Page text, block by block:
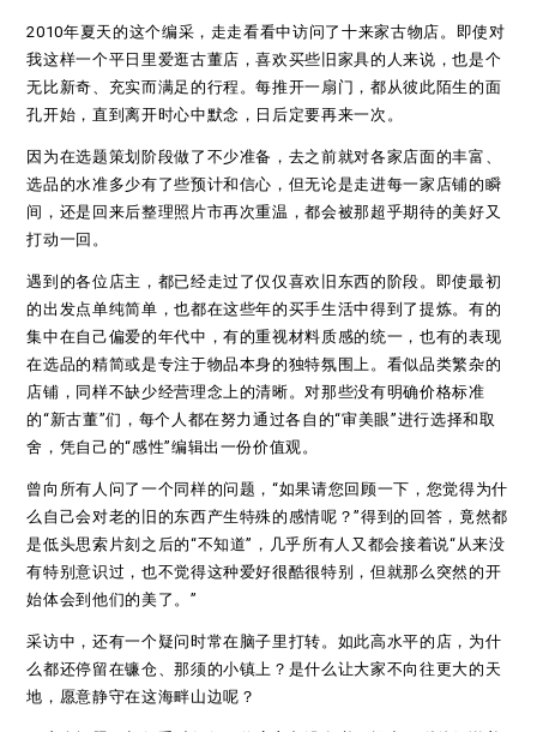
2010年夏天的这个编采，走走看看中访问了十来家古物店。即使对
我这样一个平日里爱逛古董店，喜欢买些旧家具的人来说，也是个
无比新奇、充实而满足的行程。每推开一扇门，都从彼此陌生的面
孔开始，直到离开时心中默念，日后定要再来一次。
因为在选题策划阶段做了不少准备，去之前就对各家店面的丰富、
选品的水准多少有了些预计和信心，但无论是走进每一家店铺的瞬
间，还是回来后整理照片市再次重温，都会被那超乎期待的美好又
打动一回。
遇到的各位店主，都已经走过了仅仅喜欢旧东西的阶段。即使最初
的出发点单纯简单，也都在这些年的买手生活中得到了提炼。有的
集中在自己偏爱的年代中，有的重视材料质感的统一，也有的表现
在选品的精简或是专注于物品本身的独特氛围上。看似品类繁杂的
店铺，同样不缺少经营理念上的清晰。对那些没有明确价格标准
的“新古董”们，每个人都在努力通过各自的“审美眼”进行选择和取
舍，凭自己的“感性”编辑出一份价值观。
曾向所有人问了一个同样的问题，“如果请您回顾一下，您觉得为什
么自己会对老的旧的东西产生特殊的感情呢？”得到的回答，竟然都
是低头思索片刻之后的“不知道”，几乎所有人又都会接着说“从来没
有特别意识过，也不觉得这种爱好很酷很特别，但就那么突然的开
始体会到他们的美了。”
采访中，还有一个疑问时常在脑子里打转。如此高水平的店，为什
么都还停留在镰仓、那须的小镇上？是什么让大家不向往更大的天
地，愿意静守在这海畔山边呢？